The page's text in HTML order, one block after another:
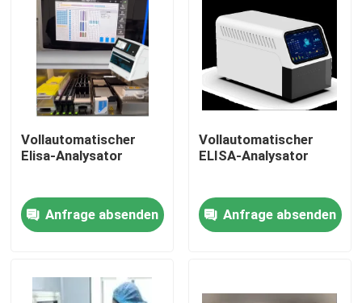
Heim
Produkte
Vollautomatischer
Elisa-Analysator
Anfrage absenden
Vollautomatischer
ELISA-Analysator
Anfrage absenden